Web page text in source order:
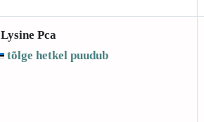
Lysine Pca
tõlge hetkel puudub